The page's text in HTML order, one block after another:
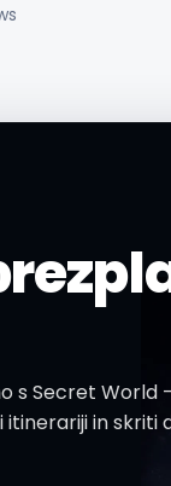
s Secret World
in skriti